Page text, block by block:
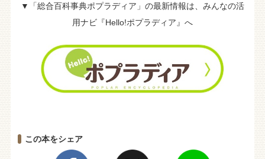
▼「総合百科事典ポプラディア」の最新情報は、みんなの活
用ナビ『Hello!ポプラディア』へ
この本をシェア